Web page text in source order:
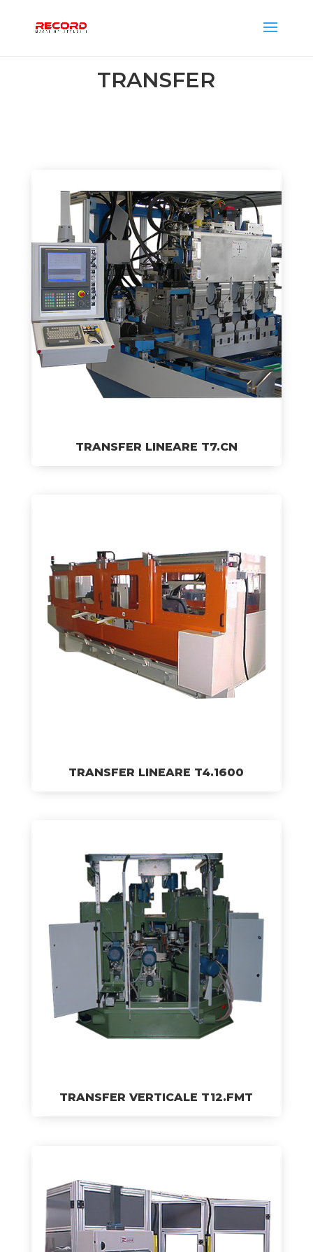
TRANSFER
TRANSFER LINEARE T7.CN
TRANSFER LINEARE T4.1600
TRANSFER VERTICALE T12.FMT